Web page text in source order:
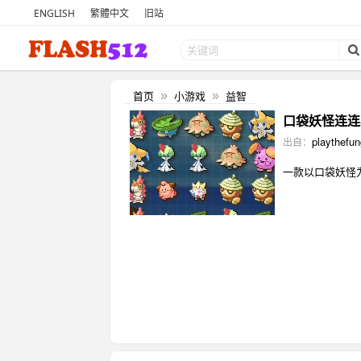
ENGLISH 繁體中文 旧站
首页 » 小游戏 » 益智
口袋妖怪连
出自：
一款以口袋妖怪